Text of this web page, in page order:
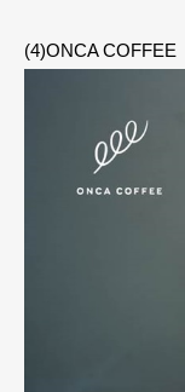
(4)ONCA COFFEE